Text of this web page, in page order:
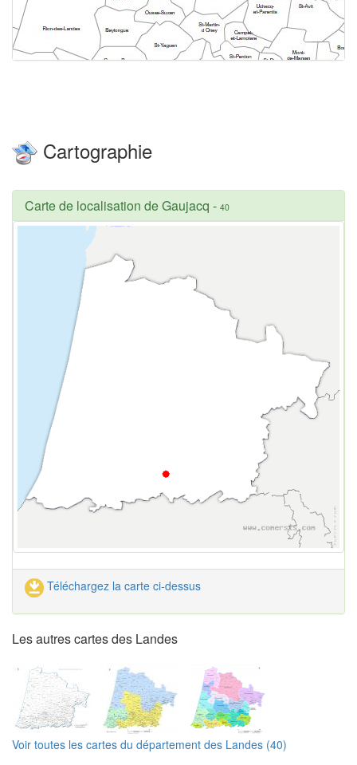
Cartographie
Carte de localisation de Gaujacq - 40
Téléchargez la carte ci-dessus
Les autres cartes des Landes
Voir toutes les cartes du département des Landes (40)